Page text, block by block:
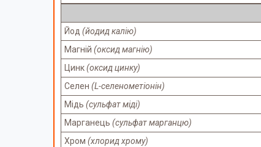
Йод (йодид калію)
Магній (оксид магнію)
Цинк(оксид цинку)
Селен (L-селенометіонін)
Мідь (сульфат міді)
Марганець (сульфат марганцю)
Хром (хлорид хрому)